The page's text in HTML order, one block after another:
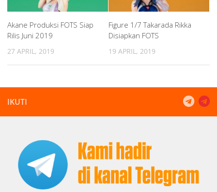
Akane Produksi FOTS Siap
Rilis Juni 2019
27 APRIL, 2019
Figure 1/7 Takarada Rikka
Disiapkan FOTS
19 APRIL, 2019
IKUTI